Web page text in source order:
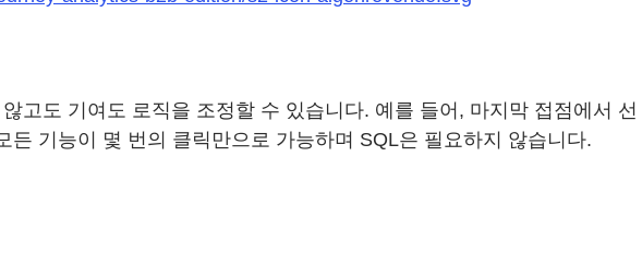
고도 기여도 로직을 조정할 수 있습니다. 예를 들어, 마지막 접점에서 선
기능이 몇 번의 클릭만으로 가능하며 SQL은 필요하지 않습니다.